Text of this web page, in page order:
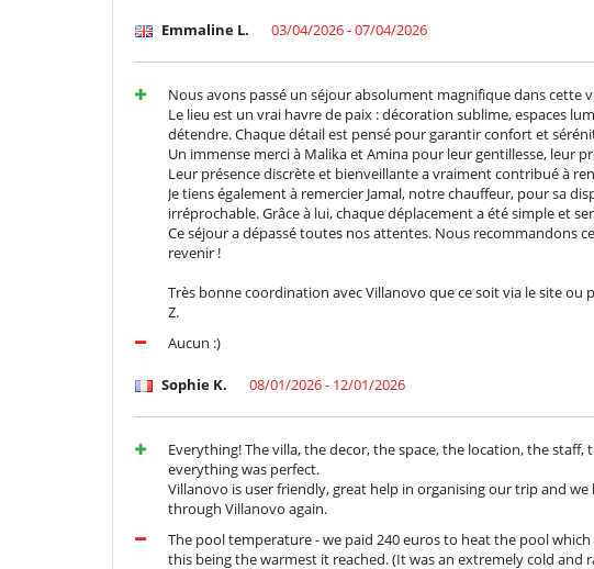
Emmaline L. 03/04/2026 - 07/04/2026
Nous avons passé un séjour absolument magnifique dans cette
Le lieu est un vrai havre de paix : décoration sublime, espaces
détendre. Chaque détail est pensé pour garantir confort et
Un immense merci à Malika et Amina pour leur gentillesse, leur
Leur présence discrète et bienveillante a vraiment contribué à
Je tiens également à remercier Jamal, notre chauffeur, pour sa
irréprochable. Grâce à lui, chaque déplacement a été simple et
Ce séjour a dépassé toutes nos attentes. Nous recommandons
revenir !
Très bonne coordination avec Villanovo que ce soit via le site ou
Z.
Aucun :)
Sophie K. 08/01/2026 - 12/01/2026
Everything! The villa, the decor, the space, the location, the
everything was perfect.
Villanovo is user friendly, great help in organising our trip and
through Villanovo again.
The pool temperature - we paid 240 euros to heat the pool
this being the warmest it reached. (It was an extremely cold and